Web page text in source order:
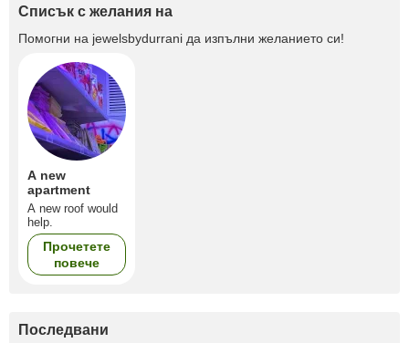
Списък с желания на
Помогни на jewelsbydurrani да изпълни желанието си!
A new
apartment
A new roof would
help.
Прочетете
повече
Последвани